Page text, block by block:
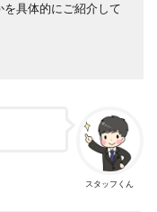
具体的にご紹介して
スタッフくん